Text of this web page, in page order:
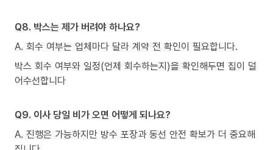
Q8. 박스는 제가 버려야 하나요?
A. 회수 여부는 업체마다 달라 계약 전 확인이 필요합니다.
박스 회수 여부와 일정(언제 회수하는지)을 확인해두면 집이 덜
어수선합니다
Q9. 이사 당일 비가 오면 어떻게 되나요?
A. 진행은 가능하지만 방수 포장과 동선 안전 확보가 더 중요해